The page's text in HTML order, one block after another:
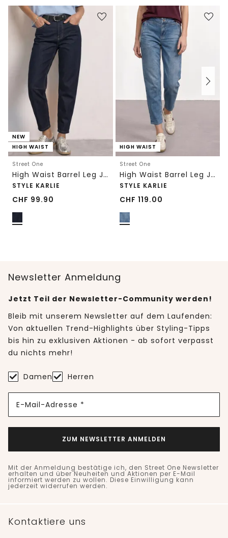
NEW
HIGH WAIST
Street One
High Waist Barrel Leg Jeans im Loose Fit
STYLE KARLIE
CHF 99.90
HIGH WAIST
Street One
High Waist Barrel Leg Jeans im Loose Fit
STYLE KARLIE
CHF 119.00
Newsletter Anmeldung
Jetzt Teil der Newsletter-Community werden!
Bleib mit unserem Newsletter auf dem Laufenden:
Von aktuellen Trend-Highlights über Styling-Tipps
bis hin zu exklusiven Aktionen - ab sofort verpasst
du nichts mehr!
Damen Herren
E-Mail-Adresse *
ZUM NEWSLETTER ANMELDEN
Mit der Anmeldung bestätige ich, den Street One Newsletter
erhalten und über Neuheiten und Aktionen per E-Mail
informiert werden zu wollen. Diese Einwilligung kann
jederzeit widerrufen werden.
Kontaktiere uns